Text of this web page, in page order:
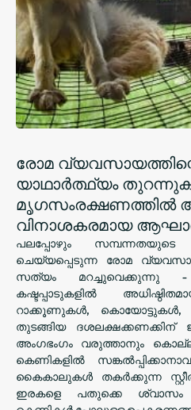
രോമ
യാഥാർത്ഥ്യം
മൃഗസംരക്ഷണത്തിൽ
വിനാശകരമായ
പലപ്പോഴും സമ്പന്നതയുടെ
ചെയ്യപ്പെടുന്ന രോമ
സത്യം മറച്ചുവെക്കുന്നു
കഷ്ടപ്പാടുകളിൽ
റാക്കൂണുകൾ, കൊയോട്ടുകൾ,
തുടങ്ങിയ ദശലക്ഷക്കണക്കിന്
അംഗഭംഗം വരുത്താനും
കെണികളിൽ
കൈകാലുകൾ തകർക്കുന്ന
ഇരകളെ പതുക്കെ ശ്വാസം